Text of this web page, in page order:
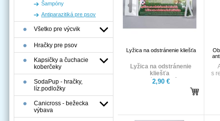
Šampóny
Antiparazitiká pre psov
Všetko pre výcvik
Hračky pre psov
Kapsičky a čuchacie
koberčeky
SodaPup - hračky,
líz.podložky
Canicross - bežecka
výbava
Lyžica na odstránenie kliešťa
Lyžica na odstránenie
kliešťa
Zdravotnícka pomôcka na
odstránenie vyvinutého
kliešťa bez infekčného rizika
2,90 €
s